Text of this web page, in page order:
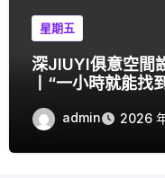
星期五
深JIUYI俱意空間
丨“一小時就能找
admin 2026